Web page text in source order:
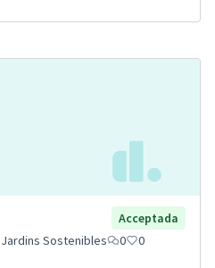
Acceptada
Sostenibles 0 0